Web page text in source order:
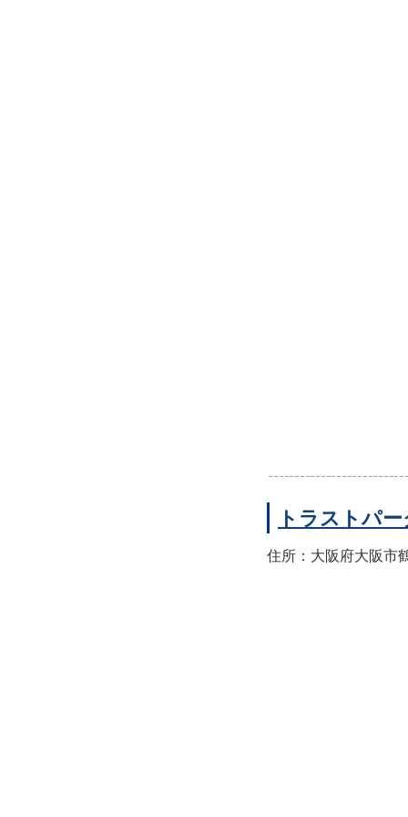
トラストパ
住所：大阪府大阪市